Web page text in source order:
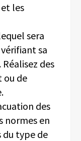
les
sera
sa
des
ou de
des
normes en
du type de